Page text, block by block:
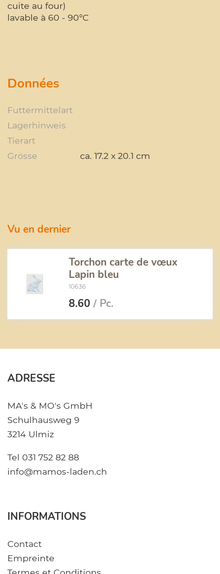
cuite au four)
lavable à 60 - 90°C
Données
Futtermittelart
Lagerhinweis
Tierart
Grösse
ca. 17.2 x 20.1 cm
Vu en dernier
Torchon carte de vœux
Lapin bleu
10636
8.60 / Pc.
ADRESSE
MA's & MO's GmbH
Schulhausweg 9
3214 Ulmiz
Tel 031 752 82 88
info@mamos-laden.ch
INFORMATIONS
Contact
Empreinte